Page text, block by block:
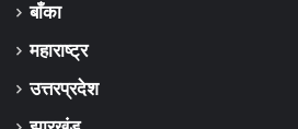
बाँका
महाराष्ट्र
उत्तरप्रदेश